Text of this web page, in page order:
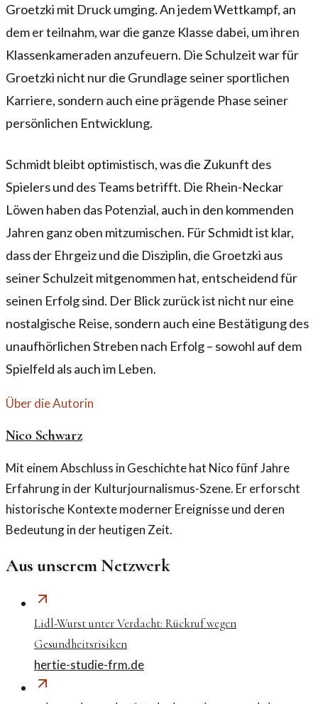
Groetzki mit Druck umging. An jedem Wettkampf, an
dem er teilnahm, war die ganze Klasse dabei, um ihren
Klassenkameraden anzufeuern. Die Schulzeit war für
Groetzki nicht nur die Grundlage seiner sportlichen
Karriere, sondern auch eine prägende Phase seiner
persönlichen Entwicklung.
Schmidt bleibt optimistisch, was die Zukunft des
Spielers und des Teams betrifft. Die Rhein-Neckar
Löwen haben das Potenzial, auch in den kommenden
Jahren ganz oben mitzumischen. Für Schmidt ist klar,
dass der Ehrgeiz und die Disziplin, die Groetzki aus
seiner Schulzeit mitgenommen hat, entscheidend für
seinen Erfolg sind. Der Blick zurück ist nicht nur eine
nostalgische Reise, sondern auch eine Bestätigung des
unaufhörlichen Streben nach Erfolg – sowohl auf dem
Spielfeld als auch im Leben.
Über die Autorin
Nico Schwarz
Mit einem Abschluss in Geschichte hat Nico fünf Jahre
Erfahrung in der Kulturjournalismus-Szene. Er erforscht
historische Kontexte moderner Ereignisse und deren
Bedeutung in der heutigen Zeit.
Aus unserem Netzwerk
Lidl-Wurst unter Verdacht: Rückruf wegen
Gesundheitsrisiken
hertie-studie-frm.de